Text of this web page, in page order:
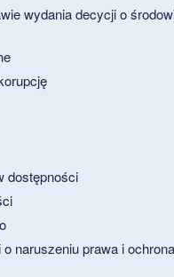
wydania decycji o
dostępności
naruszeniu prawa i ochrona